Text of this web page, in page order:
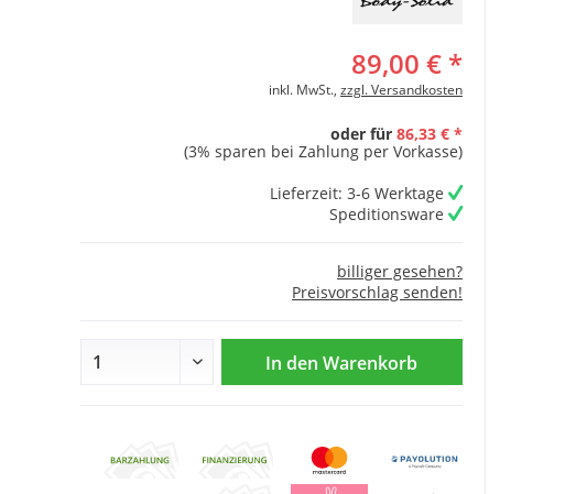
89,00 € *
inkl. MwSt., zzgl. Versandkosten
oder für 86,33 € *
(3% sparen bei Zahlung per Vorkasse)
Lieferzeit: 3-6 Werktage
Speditionsware
billiger gesehen?
Preisvorschlag senden!
In den Warenkorb